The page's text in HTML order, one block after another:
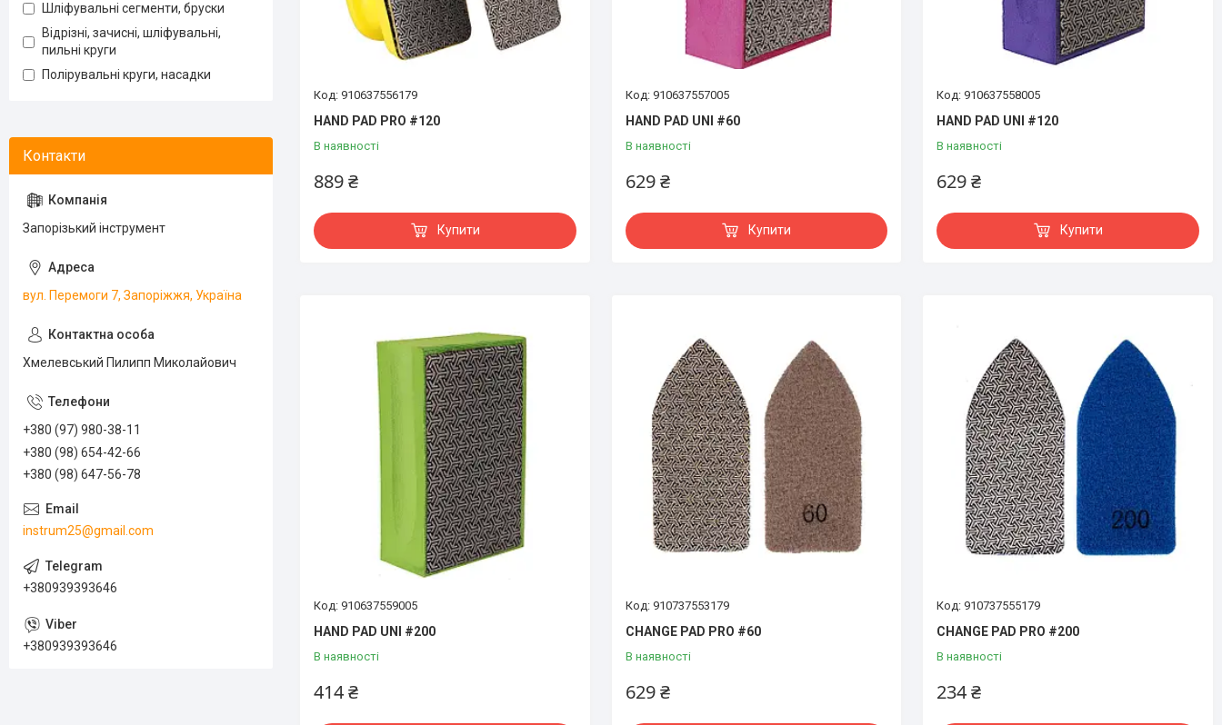
910637556179
HAND PAD PRO #120
В наявності
889 ₴
Купити
910637557005
HAND PAD UNI #60
В наявності
629 ₴
Купити
910637558005
HAND PAD UNI #120
В наявності
629 ₴
Купити
910637559005
HAND PAD UNI #200
В наявності
414 ₴
910737553179
CHANGE PAD PRO #60
В наявності
629 ₴
910737555179
CHANGE PAD PRO #200
В наявності
234 ₴
Шліфувальні сегменти, бруски
Відрізні, зачисні, шліфувальні,
пильні круги
Полірувальні круги, насадки
Запорізький інструмент
вул. Перемоги 7, Запоріжжя, Україна
Хмелевський Пилипп Миколайович
+380 (97) 980-38-11
+380 (98) 654-42-66
+380 (98) 647-56-78
instrum25@gmail.com
+380939393646
+380939393646